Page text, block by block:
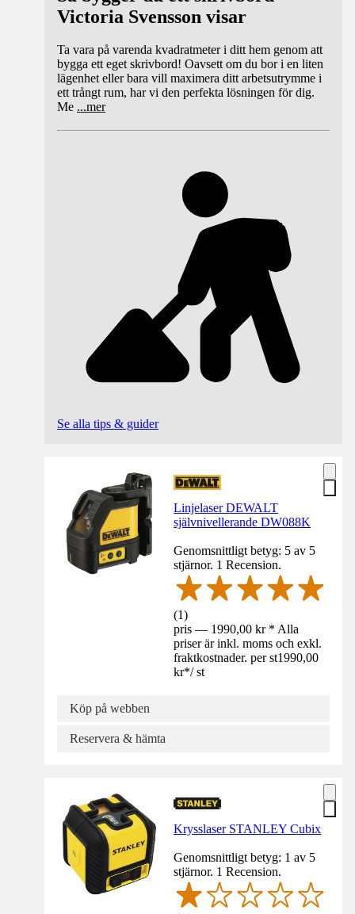
Victoria Svensson visar
Ta vara på varenda kvadratmeter i ditt hem genom att
bygga ett eget skrivbord! Oavsett om du bor i en liten
lägenhet eller bara vill maximera ditt arbetsutrymme i
ett trångt rum, har vi den perfekta lösningen för dig.
Me ...mer
Se alla tips & guider
Linjelaser DEWALT
självnivellerande DW088K
Genomsnittligt betyg: 5 av 5
stjärnor. 1 Recension.
(1)
pris — 1990,00 kr * Alla
priser är inkl. moms och exkl.
fraktkostnader. per st1990,00
kr*/ st
Köp på webben
Reservera & hämta
Krysslaser STANLEY Cubix
Genomsnittligt betyg: 1 av 5
stjärnor. 1 Recension.